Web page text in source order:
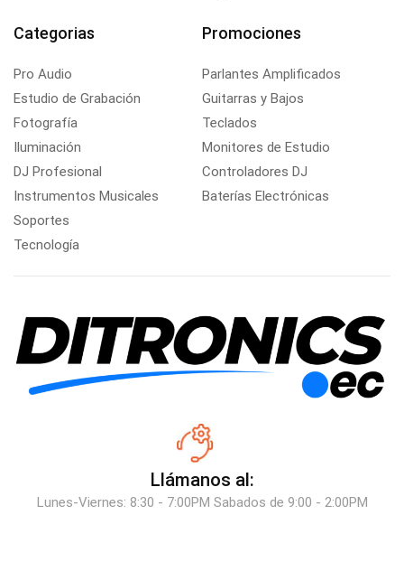
Categorias
Pro Audio
Estudio de Grabación
Fotografía
Iluminación
DJ Profesional
Instrumentos Musicales
Soportes
Tecnología
Promociones
Parlantes Amplificados
Guitarras y Bajos
Teclados
Monitores de Estudio
Controladores DJ
Baterías Electrónicas
Llámanos al:
Lunes-Viernes: 8:30 - 7:00PM Sabados de 9:00 - 2:00PM